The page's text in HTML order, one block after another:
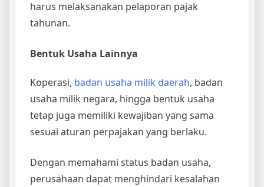
harus melaksanakan pelaporan pajak
tahunan.
Bentuk Usaha Lainnya
Koperasi, badan usaha milik daerah, badan
usaha milik negara, hingga bentuk usaha
tetap juga memiliki kewajiban yang sama
sesuai aturan perpajakan yang berlaku.
Dengan memahami status badan usaha,
perusahaan dapat menghindari kesalahan